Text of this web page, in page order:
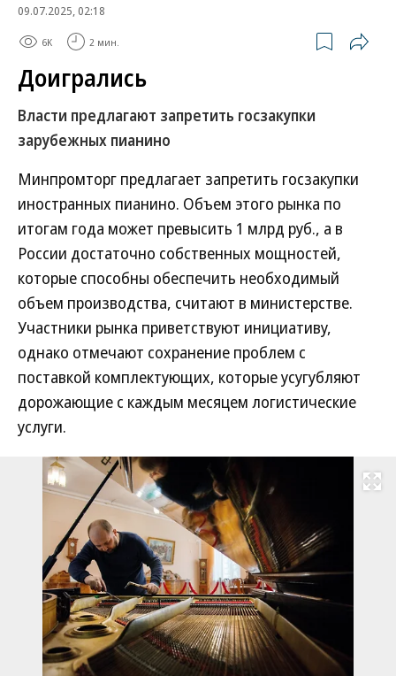
09.07.2025, 02:18
6K 2 мин.
Доигрались
Власти предлагают запретить госзакупки
зарубежных пианино
Минпромторг предлагает запретить госзакупки
иностранных пианино. Объем этого рынка по
итогам года может превысить 1 млрд руб., а в
России достаточно собственных мощностей,
которые способны обеспечить необходимый
объем производства, считают в министерстве.
Участники рынка приветствуют инициативу,
однако отмечают сохранение проблем с
поставкой комплектующих, которые усугубляют
дорожающие с каждым месяцем логистические
услуги.
Развернуть